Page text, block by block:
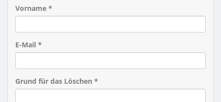
Vorname *
E-Mail *
Grund für das Löschen *